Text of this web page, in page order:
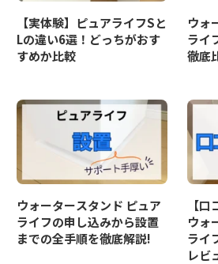
【実体験】ピュアライフSと
Lの違い6選！どっちがおす
すめか比較
ウォ
ライ
徹底
ウォータースタンド ピュア
ライフの申し込みから設置
までの全手順を徹底解説!
【
ウォ
ライ
レビ